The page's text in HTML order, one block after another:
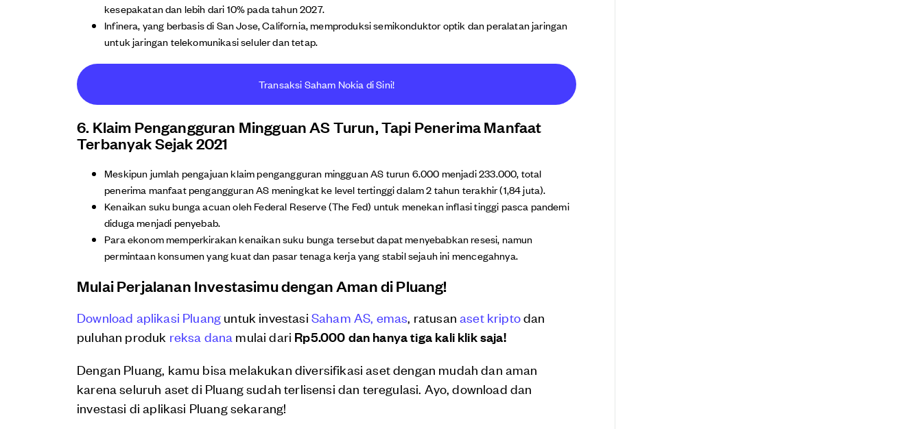
kesepakatan dan lebih dari 10% pada tahun 2027.
Infinera, yang berbasis di San Jose, California, memproduksi semikonduktor optik dan peralatan jaringan
untuk jaringan telekomunikasi seluler dan tetap.
Transaksi Saham Nokia di Sini!
6. Klaim Pengangguran Mingguan AS Turun, Tapi Penerima Manfaat
Terbanyak Sejak 2021
Meskipun jumlah pengajuan klaim pengangguran mingguan AS turun 6.000 menjadi 233.000, total
penerima manfaat pengangguran AS meningkat ke level tertinggi dalam 2 tahun terakhir (1,84 juta).
Kenaikan suku bunga acuan oleh Federal Reserve (The Fed) untuk menekan inflasi tinggi pasca pandemi
diduga menjadi penyebab.
Para ekonom memperkirakan kenaikan suku bunga tersebut dapat menyebabkan resesi, namun
permintaan konsumen yang kuat dan pasar tenaga kerja yang stabil sejauh ini mencegahnya.
Mulai Perjalanan Investasimu dengan Aman di Pluang!
Download aplikasi Pluang untuk investasi Saham AS, emas , ratusanaset kriptodan
puluhan produk reksa dana mulai dari Rp5.000 dan hanya tiga kali klik saja!
Dengan Pluang, kamu bisa melakukan diversifikasi aset dengan mudah dan aman
karena seluruh aset di Pluang sudah terlisensi dan teregulasi. Ayo, download dan
investasi di aplikasi Pluang sekarang!